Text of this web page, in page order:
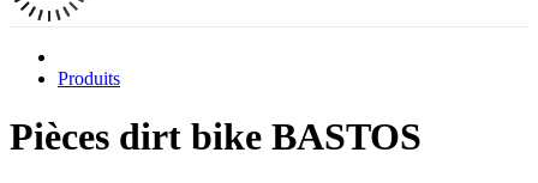
Produits
Pièces dirt bike BASTOS